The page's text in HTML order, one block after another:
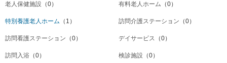
老人保健施設 （0） 有料老人ホーム （0）
特別養護老人ホーム （1） 訪問介護ステーション （0）
訪問看護ステーション （0） デイサービス （0）
訪問入浴 （0） 検診施設 （0）